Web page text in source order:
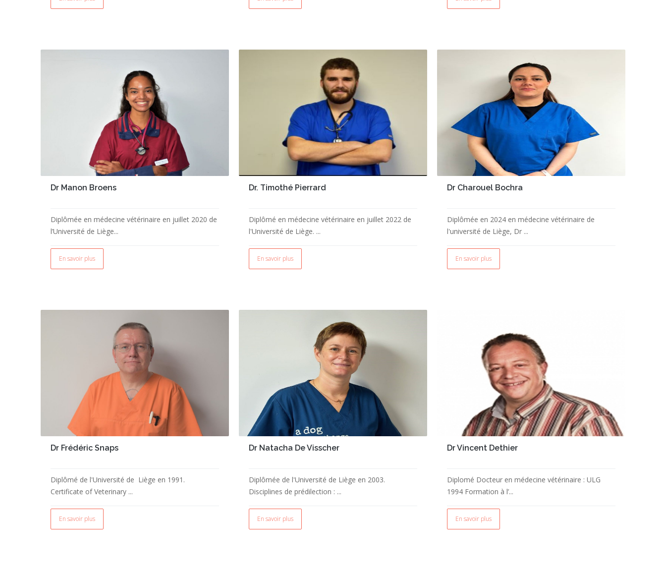
Dr Manon Broens
Diplômée en médecine vétérinaire en juillet 2020 de
l’Université de Liège...
En savoir plus
Dr. Timothé Pierrard
Diplômé en médecine vétérinaire en juillet 2022 de
l'Université de Liège. ...
En savoir plus
Dr Charouel Bochra
Diplômée en 2024 en médecine vétérinaire de
l'université de Liège, Dr ...
En savoir plus
Dr Frédéric Snaps
Diplômé de l'Université de Liège en 1991.
Certificate of Veterinary ...
En savoir plus
Dr Natacha De Visscher
Diplômée de l'Université de Liège en 2003.
Disciplines de prédilection : ...
En savoir plus
Dr Vincent Dethier
Diplomé Docteur en médecine vétérinaire : ULG
1994 Formation à l’...
En savoir plus